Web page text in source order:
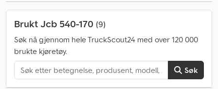
Brukt Jcb 540-170 (9)
Søk nå gjennom hele TruckScout24 med over 120 000
brukte kjøretøy.
Søk